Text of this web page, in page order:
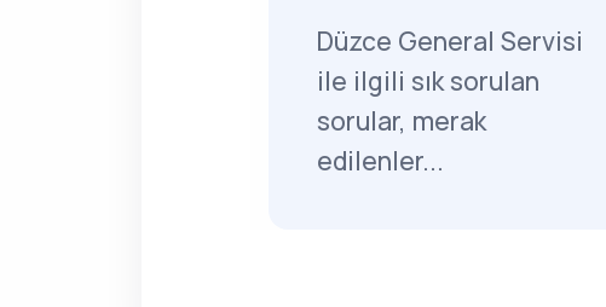
Düzce General Servisi
ile ilgili sık sorulan
sorular, merak
edilenler...